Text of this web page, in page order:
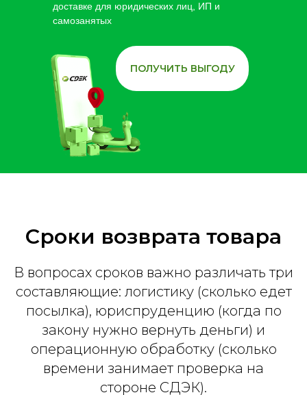
доставке для юридических лиц, ИП и
самозанятых
ПОЛУЧИТЬ ВЫГОДУ
Сроки возврата товара
В вопросах сроков важно различать три
составляющие: логистику (сколько едет
посылка), юриспруденцию (когда по
закону нужно вернуть деньги) и
операционную обработку (сколько
времени занимает проверка на
стороне СДЭК).